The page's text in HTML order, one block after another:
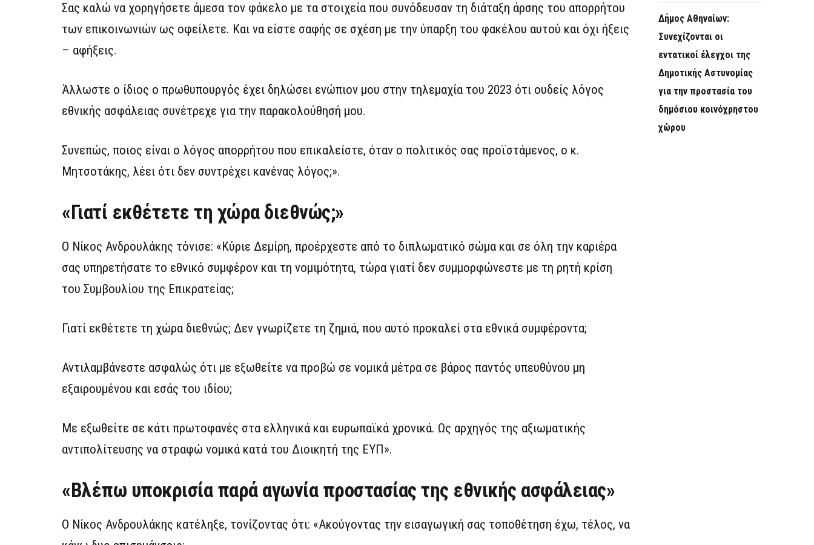
Σας καλώ να χορηγήσετε άμεσα τον φάκελο με τα στοιχεία που συνόδευσαν τη διάταξη άρσης του απορρήτου
των επικοινωνιών ως οφείλετε. Και να είστε σαφής σε σχέση με την ύπαρξη του φακέλου αυτού και όχι ήξεις
– αφήξεις.
Άλλωστε ο ίδιος ο πρωθυπουργός έχει δηλώσει ενώπιον μου στην τηλεμαχία του 2023 ότι ουδείς λόγος
εθνικής ασφάλειας συνέτρεχε για την παρακολούθησή μου.
Συνεπώς, ποιος είναι ο λόγος απορρήτου που επικαλείστε, όταν ο πολιτικός σας προϊστάμενος, ο κ.
Μητσοτάκης, λέει ότι δεν συντρέχει κανένας λόγος;».
«Γιατί εκθέτετε τη χώρα διεθνώς;»
Ο Νίκος Ανδρουλάκης τόνισε: «Κύριε Δεμίρη, προέρχεστε από το διπλωματικό σώμα και σε όλη την καριέρα
σας υπηρετήσατε το εθνικό συμφέρον και τη νομιμότητα, τώρα γιατί δεν συμμορφώνεστε με τη ρητή κρίση
του Συμβουλίου της Επικρατείας;
Γιατί εκθέτετε τη χώρα διεθνώς; Δεν γνωρίζετε τη ζημιά, που αυτό προκαλεί στα εθνικά συμφέροντα;
Αντιλαμβάνεστε ασφαλώς ότι με εξωθείτε να προβώ σε νομικά μέτρα σε βάρος παντός υπευθύνου μη
εξαιρουμένου και εσάς του ιδίου;
Με εξωθείτε σε κάτι πρωτοφανές στα ελληνικά και ευρωπαϊκά χρονικά. Ως αρχηγός της αξιωματικής
αντιπολίτευσης να στραφώ νομικά κατά του Διοικητή της ΕΥΠ».
«Βλέπω υποκρισία παρά αγωνία προστασίας της εθνικής ασφάλειας»
Ο Νίκος Ανδρουλάκης κατέληξε, τονίζοντας ότι: «Ακούγοντας την εισαγωγική σας τοποθέτηση έχω, τέλος, να
Δήμος Αθηναίων:
Συνεχίζονται οι
εντατικοί έλεγχοι της
Δημοτικής Αστυνομίας
για την προστασία του
δημόσιου κοινόχρηστου
χώρου